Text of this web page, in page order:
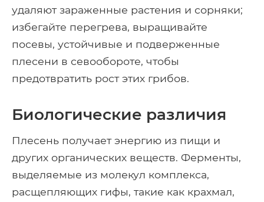
удаляют зараженные растения и сорняки;
избегайте перегрева, выращивайте
посевы, устойчивые и подверженные
плесени в севообороте, чтобы
предотвратить рост этих грибов.
Биологические различия
Плесень получает энергию из пищи и
других органических веществ. Ферменты,
выделяемые из молекул комплекса,
расщепляющих гифы, такие как крахмал,